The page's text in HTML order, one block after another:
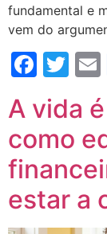
fundamental e
vem do
A vida
como
estar a